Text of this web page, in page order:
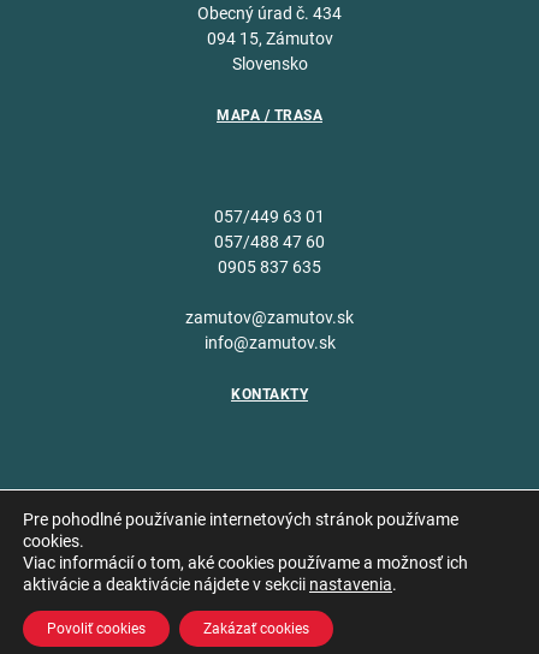
Obecný úrad č. 434
094 15, Zámutov
Slovensko
MAPA / TRASA
057/449 63 01
057/488 47 60
0905 837 635
zamutov@zamutov.sk
info@zamutov.sk
KONTAKTY
Copyright © 2026 Obec
Pre pohodlné používanie internetových stránok používame
cookies.
Viac informácií o tom, aké cookies používame a možnosť ich
aktivácie a deaktivácie nájdete v sekcii nastavenia.
Povoliť cookies Zakázať cookies